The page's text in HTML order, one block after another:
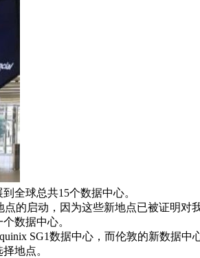
全球总共15个数据中心。
的启动，因为这些新地点已被证明对
数据中心。
SG1数据中心，而伦敦的新数据中
地点。